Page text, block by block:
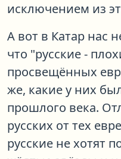
исключением из
А вот в Катар нас
что "русские -
просвещённых
же, какие у них
прошлого века.
русских от тех
русские не хотят